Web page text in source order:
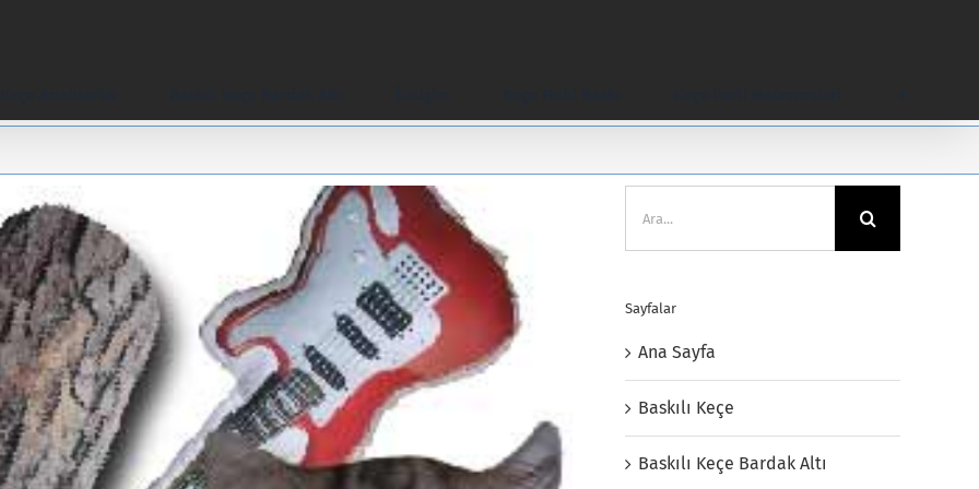
Sayfalar
Ana Sayfa
Baskılı Keçe
Baskılı Keçe Bardak Altı